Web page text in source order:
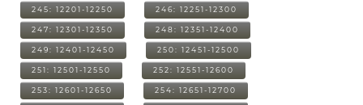
245: 12201-12250 246: 12251-12300
247: 12301-12350 248: 12351-12400
249: 12401-12450 250: 12451-12500
251: 12501-12550 252: 12551-12600
253: 12601-12650 254: 12651-12700